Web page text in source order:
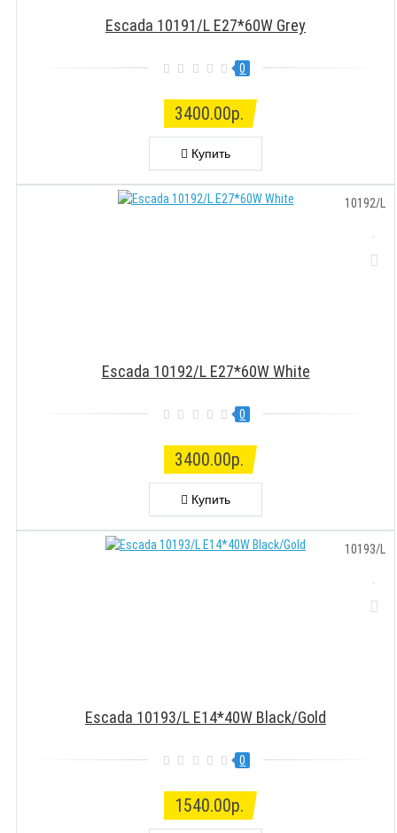
Escada 10191/L E27*60W Grey
0
3400.00р.
Купить
10192/L
Escada 10192/L E27*60W White
0
3400.00р.
Купить
10193/L
Escada 10193/L E14*40W Black/Gold
0
1540.00р.